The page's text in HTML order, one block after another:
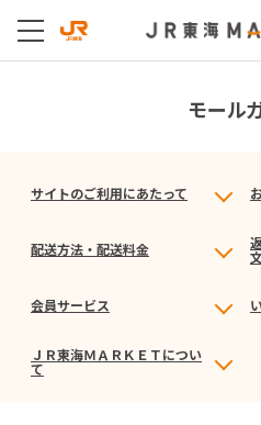
モール
サイトのご利用にあたって
配送方法・配送料金
会員サービス
ＪＲ東海ＭＡＲＫＥＴについ
て